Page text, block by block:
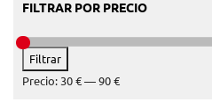
FILTRAR POR PRECIO
Precio
mínimo
Precio
máximo
Filtrar
Precio: 30 € — 90 €